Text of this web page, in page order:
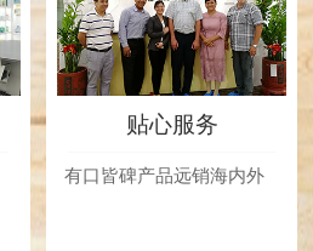
贴心服务
有口皆碑产品远销海内外